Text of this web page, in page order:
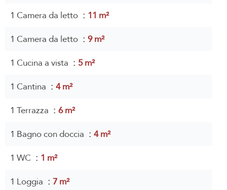
1 Camera da letto
11 m²
1 Camera da letto
9 m²
1 Cucina a vista
5 m²
1 Cantina
4 m²
1 Terrazza
6 m²
1 Bagno con doccia
4 m²
1 WC
1 m²
1 Loggia
7 m²